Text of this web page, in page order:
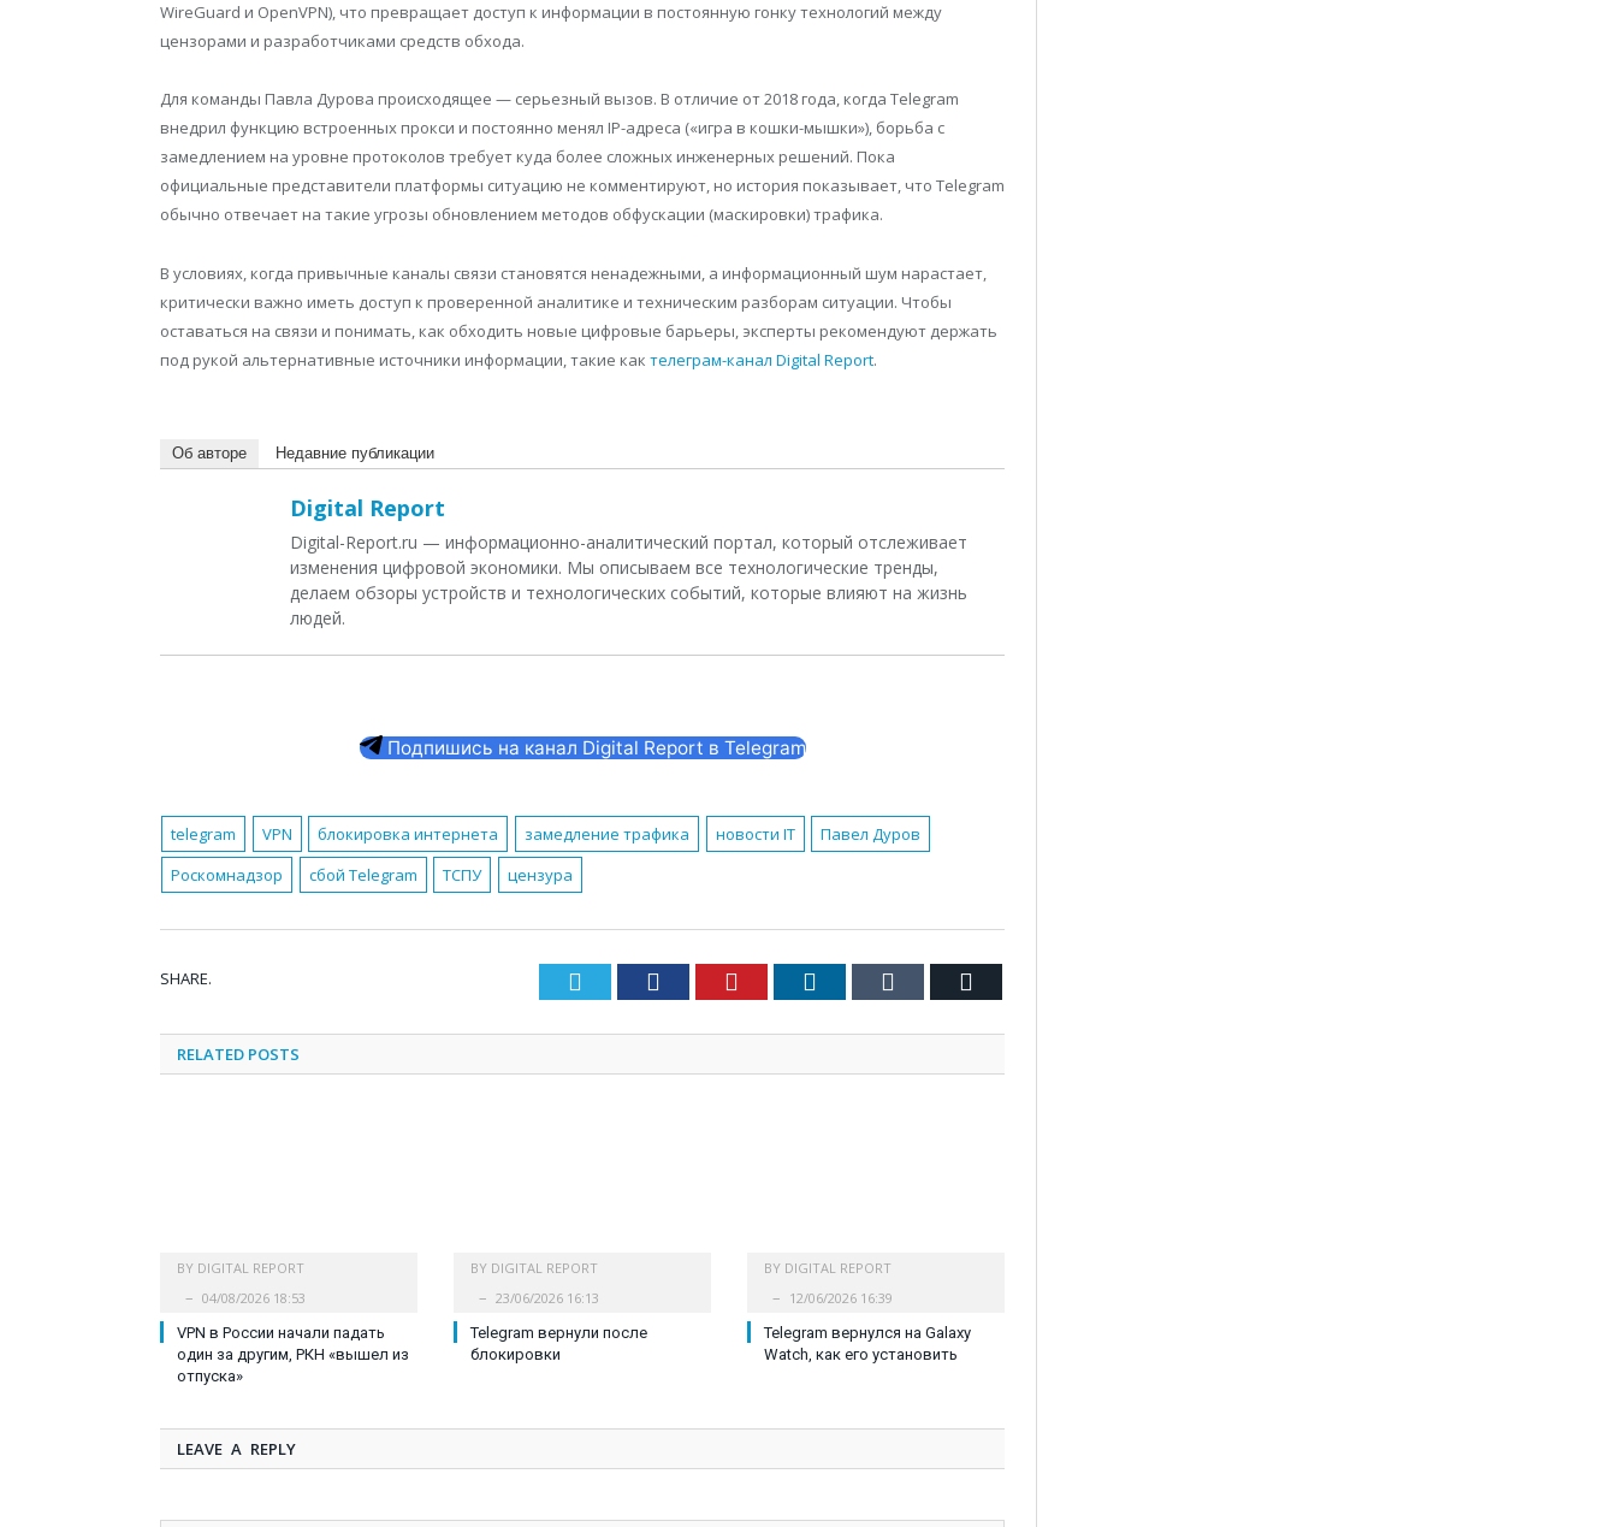
WireGuard и OpenVPN), что превращает доступ к информации в постоянную гонку технологий между
цензорами и разработчиками средств обхода.
Для команды Павла Дурова происходящее — серьезный вызов. В отличие от 2018 года, когда Telegram
внедрил функцию встроенных прокси и постоянно менял IP-адреса («игра в кошки-мышки»), борьба с
замедлением на уровне протоколов требует куда более сложных инженерных решений. Пока
официальные представители платформы ситуацию не комментируют, но история показывает, что Telegram
обычно отвечает на такие угрозы обновлением методов обфускации (маскировки) трафика.
В условиях, когда привычные каналы связи становятся ненадежными, а информационный шум нарастает,
критически важно иметь доступ к проверенной аналитике и техническим разборам ситуации. Чтобы
оставаться на связи и понимать, как обходить новые цифровые барьеры, эксперты рекомендуют держать
под рукой альтернативные источники информации, такие как телеграм-канал Digital Report.
Об авторе Недавние публикации
Digital Report
Digital-Report.ru — информационно-аналитический портал, который отслеживает
изменения цифровой экономики. Мы описываем все технологические тренды,
делаем обзоры устройств и технологических событий, которые влияют на жизнь
людей.
Подпишись на канал Digital Report в Telegram
telegram VPN блокировка интернета замедление трафика новости IT
Павел Дуров
Роскомнадзор
сбой Telegram ТСПУ цензура
SHARE. Twitter Facebook Pinterest LinkedIn Tumblr
RELATED POSTS
BY DIGITAL REPORT
04/08/2026 18:53
VPN в России начали падать
один за другим, РКН «вышел из
отпуска»
BY DIGITAL REPORT
23/06/2026 16:13
Telegram вернули после
блокировки
BY DIGITAL REPORT
12/06/2026 16:39
Telegram вернулся на Galaxy
Watch, как его установить
LEAVE A REPLY